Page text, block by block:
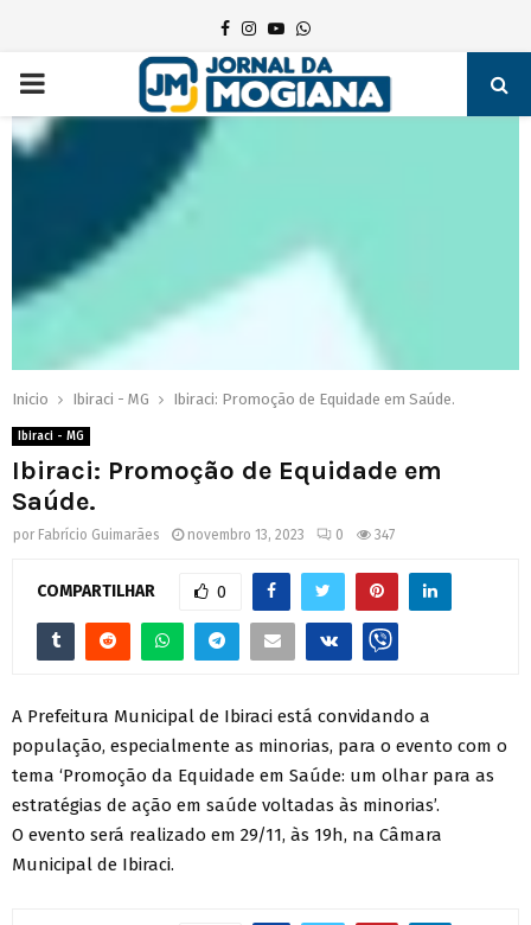
Facebook
Instagram
YoutubeWhatsapp
PRIMARY
MENU
Inicio Ibiraci - MG Ibiraci: Promoção de Equidade em Saúde.
Ibiraci - MG
Ibiraci: Promoção de Equidade em
Saúde.
por Fabrício Guimarães novembro 13, 2023 0 347
COMPARTILHAR 0
A Prefeitura Municipal de Ibiraci está convidando a
população, especialmente as minorias, para o evento com o
tema ‘Promoção da Equidade em Saúde: um olhar para as
estratégias de ação em saúde voltadas às minorias’.
O evento será realizado em 29/11, às 19h, na Câmara
Municipal de Ibiraci.